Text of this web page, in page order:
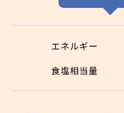
エネルギー
食塩相当量